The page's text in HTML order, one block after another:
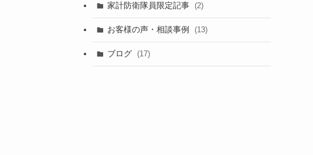
家計防衛隊員限定記事 (2)
お客様の声・相談事例 (13)
ブログ (17)